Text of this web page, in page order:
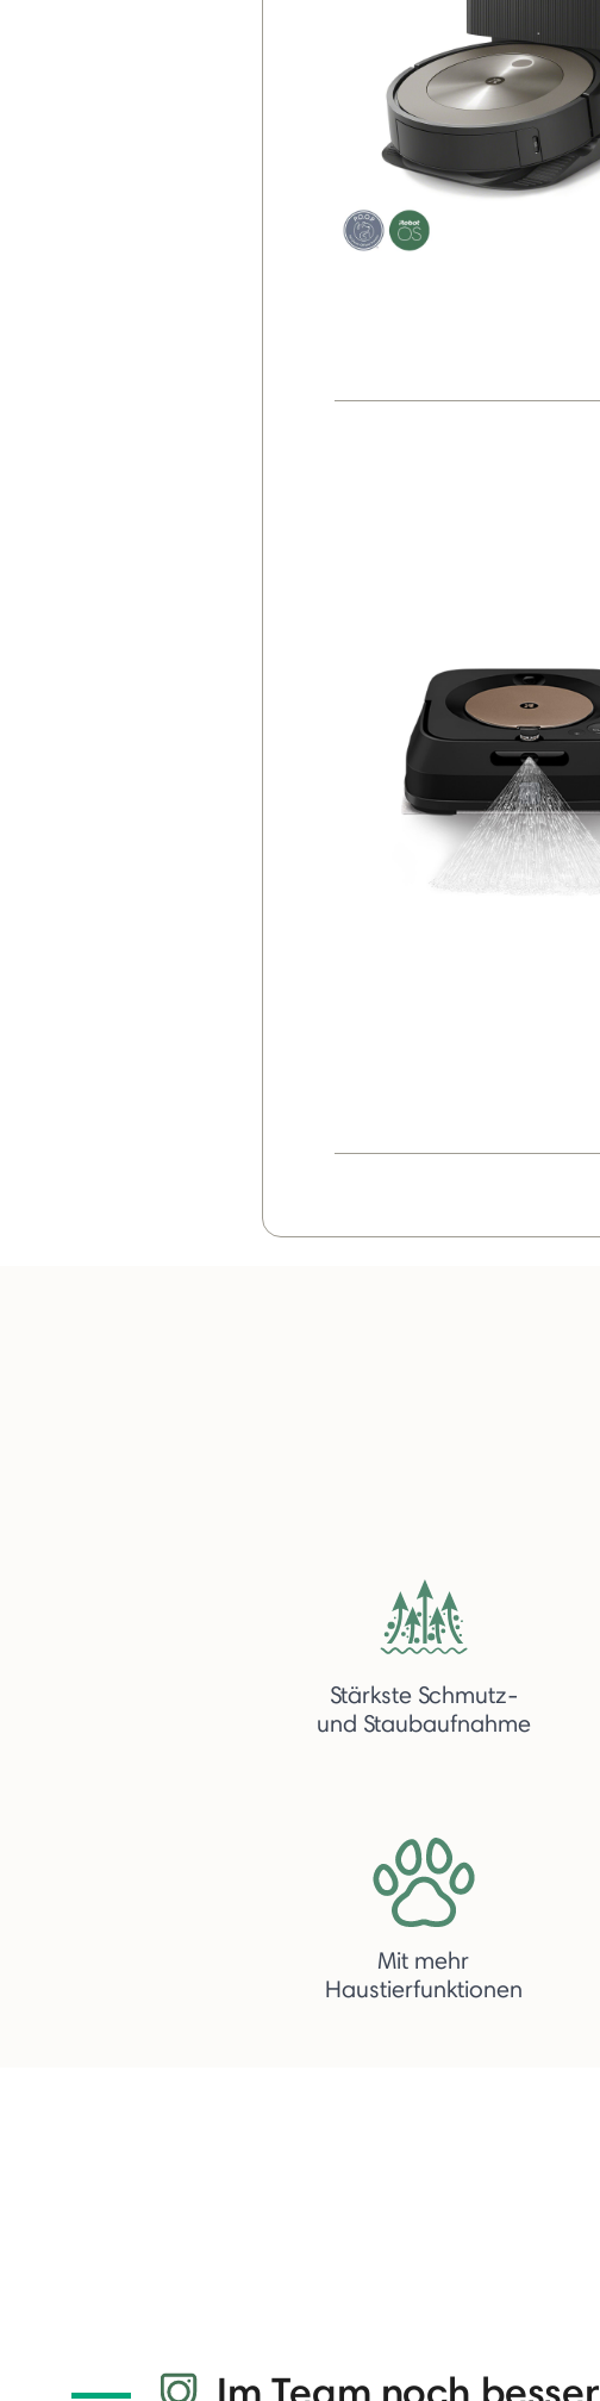
Stärkste Schmutz-
und Staubaufnahme
Mit mehr
Haustierfunktionen